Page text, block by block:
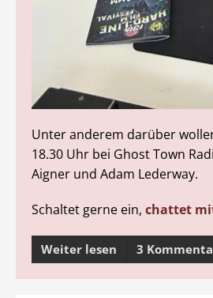
Unter anderem darüber
18.30 Uhr bei Ghost Town
Aigner und Adam Lederway.
Schaltet gerne ein, chattet
Weiter lesen 3